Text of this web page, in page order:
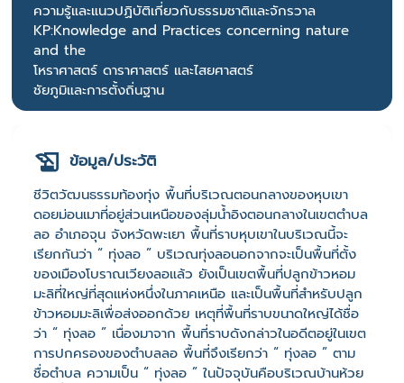
ความรู้และแนวปฏิบัติเกี่ยวกับธรรมชาติและจักรวาล
KP:Knowledge and Practices concerning nature
and the
โหราศาสตร์ ดาราศาสตร์ และไสยศาสตร์
ชัยภูมิและการตั้งถิ่นฐาน
ข้อมูล/ประวัติ
ชีวิตวัฒนธรรมท้องทุ่ง พื้นที่บริเวณตอนกลางของหุบเขา
ดอยม่อนเมาที่อยู่ส่วนเหนือของลุ่มน้ำอิงตอนกลางในเขตตำบล
ลอ อำเภอจุน จังหวัดพะเยา พื้นที่ราบหุบเขาในบริเวณนี้จะ
เรียกกันว่า “ ทุ่งลอ ” บริเวณทุ่งลอนอกจากจะเป็นพื้นที่ตั้ง
ของเมืองโบราณเวียงลอแล้ว ยังเป็นเขตพื้นที่ปลูกข้าวหอม
มะลิที่ใหญ่ที่สุดแห่งหนึ่งในภาคเหนือ และเป็นพื้นที่สำหรับปลูก
ข้าวหอมมะลิเพื่อส่งออกด้วย เหตุที่พื้นที่ราบขนาดใหญ่ได้ชื่อ
ว่า “ ทุ่งลอ ” เนื่องมาจาก พื้นที่ราบดังกล่าวในอดีตอยู่ในเขต
การปกครองของตำบลลอ พื้นที่จึงเรียกว่า “ ทุ่งลอ ” ตาม
ชื่อตำบล ความเป็น “ ทุ่งลอ ” ในปัจจุบันคือบริเวณบ้านห้วย